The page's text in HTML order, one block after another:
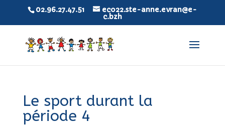
02.96.27.47.51 eco22.ste-anne.evran@e-
c.bzh
Le sport durant la
période 4